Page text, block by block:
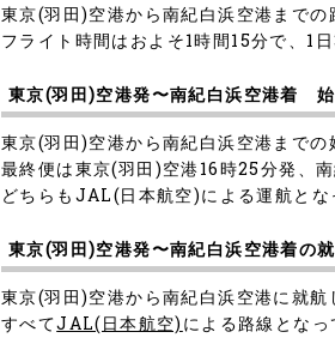
東京(羽田)空港から南紀白浜空港まで
フライト時間はおよそ1時間15分で、1
東京(羽田)空港発〜南紀白浜空港着
東京(羽田)空港から南紀白浜空港まで
最終便は東京(羽田)空港16時25分発、
どちらもJAL(日本航空)による運航とな
東京(羽田)空港発〜南紀白浜空港着の
東京(羽田)空港から南紀白浜空港に就航
すべてJAL(日本航空) による路線となっ